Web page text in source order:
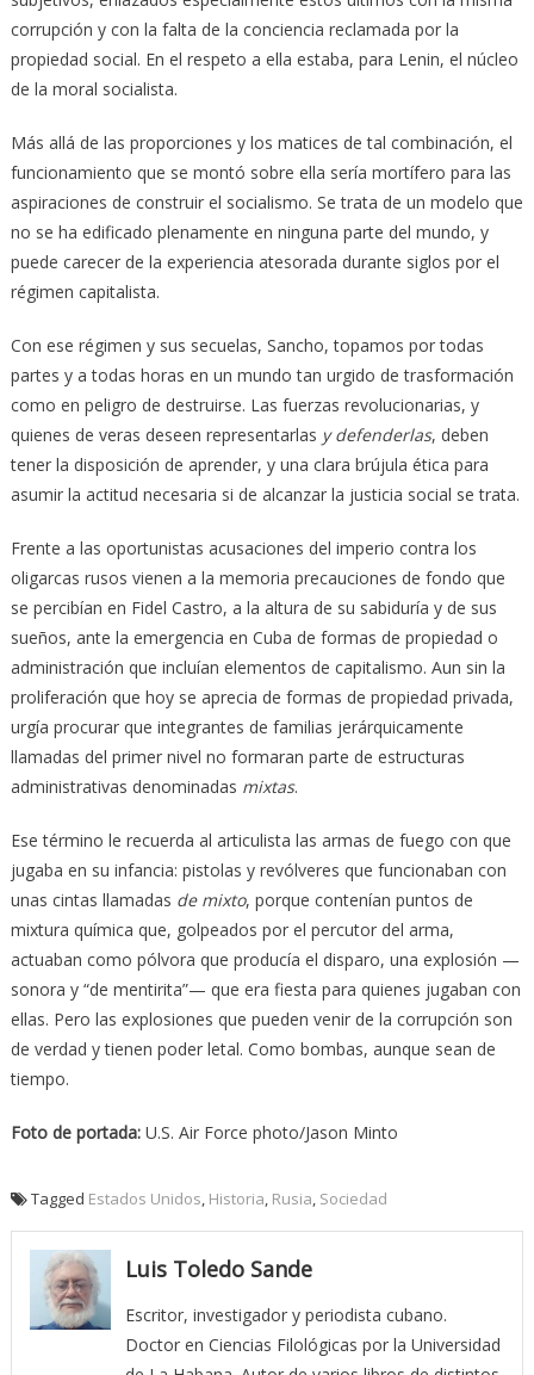
corrupción y con la falta de la conciencia reclamada por la
propiedad social. En el respeto a ella estaba, para Lenin, el núcleo
de la moral socialista.
Más allá de las proporciones y los matices de tal combinación, el
funcionamiento que se montó sobre ella sería mortífero para las
aspiraciones de construir el socialismo. Se trata de un modelo que
no se ha edificado plenamente en ninguna parte del mundo, y
puede carecer de la experiencia atesorada durante siglos por el
régimen capitalista.
Con ese régimen y sus secuelas, Sancho, topamos por todas
partes y a todas horas en un mundo tan urgido de trasformación
como en peligro de destruirse. Las fuerzas revolucionarias, y
quienes de veras deseen representarlas y defenderlas, deben
tener la disposición de aprender, y una clara brújula ética para
asumir la actitud necesaria si de alcanzar la justicia social se trata.
Frente a las oportunistas acusaciones del imperio contra los
oligarcas rusos vienen a la memoria precauciones de fondo que
se percibían en Fidel Castro, a la altura de su sabiduría y de sus
sueños, ante la emergencia en Cuba de formas de propiedad o
administración que incluían elementos de capitalismo. Aun sin la
proliferación que hoy se aprecia de formas de propiedad privada,
urgía procurar que integrantes de familias jerárquicamente
llamadas del primer nivel no formaran parte de estructuras
administrativas denominadas mixtas.
Ese término le recuerda al articulista las armas de fuego con que
jugaba en su infancia: pistolas y revólveres que funcionaban con
unas cintas llamadas de mixto, porque contenían puntos de
mixtura química que, golpeados por el percutor del arma,
actuaban como pólvora que producía el disparo, una explosión —
sonora y “de mentirita”— que era fiesta para quienes jugaban con
ellas. Pero las explosiones que pueden venir de la corrupción son
de verdad y tienen poder letal. Como bombas, aunque sean de
tiempo.
Foto de portada:U.S. Air Force photo/Jason Minto
Tagged Estados Unidos Historia Rusia Sociedad
Luis Toledo Sande
Escritor, investigador y periodista cubano.
Doctor en Ciencias Filológicas por la Universidad